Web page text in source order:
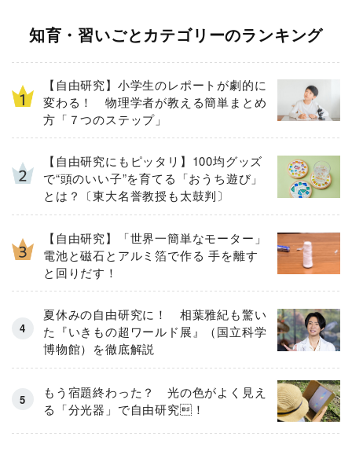
知育・習いごとカテゴリーのランキング
【自由研究】小学生のレポートが劇的に
変わる！ 物理学者が教える簡単まとめ
方「７つのステップ」
【自由研究にもピッタリ】100均グッズ
で“頭のいい子”を育てる「おうち遊び」
とは？〔東大名誉教授も太鼓判〕
【自由研究】「世界一簡単なモーター」
電池と磁石とアルミ箔で作る 手を離す
と回りだす！
夏休みの自由研究に！ 相葉雅紀も驚い
た『いきもの超ワールド展』（国立科学
博物館）を徹底解説
もう宿題終わった？ 光の色がよく見え
る「分光器」で自由研究！